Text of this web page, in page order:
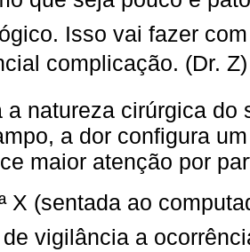
Isso vai fazer
complicação. (Dr.
a natureza cirúrgica
a dor configura
maior atenção por
X (sentada ao
vigilância a